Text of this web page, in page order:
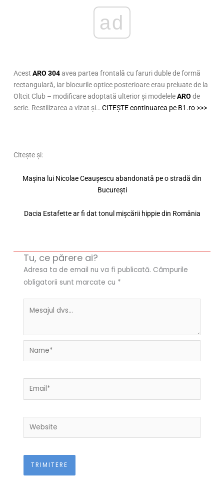
ad
AcestARO 304avea partea frontală cu faruri duble de formă
rectangulară, iar blocurile optice posterioare erau preluate de la
Oltcit Club – modificare adoptată ulterior și modeleleARO de
serie. Restilizarea a vizat și…CITEȘTE continuarea pe B1.ro >>>
Citește și:
Mașina lui Nicolae Ceaușescu abandonată pe o stradă din
București
Dacia Estafette ar fi dat tonul mișcării hippie din România
Tu, ce părere ai?
Adresa ta de email nu va fi publicată. Câmpurile
obligatorii sunt marcate cu *
Name*
Email*
Website